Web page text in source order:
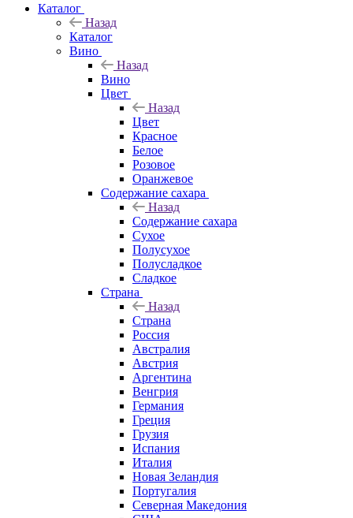
Каталог
Назад
Каталог
Вино
Назад
Вино
Цвет
Назад
Цвет
Красное
Белое
Розовое
Оранжевое
Содержание сахара
Назад
Содержание сахара
Сухое
Полусухое
Полусладкое
Сладкое
Страна
Назад
Страна
Россия
Австралия
Австрия
Аргентина
Венгрия
Германия
Греция
Грузия
Испания
Италия
Новая Зеландия
Португалия
Северная Македония